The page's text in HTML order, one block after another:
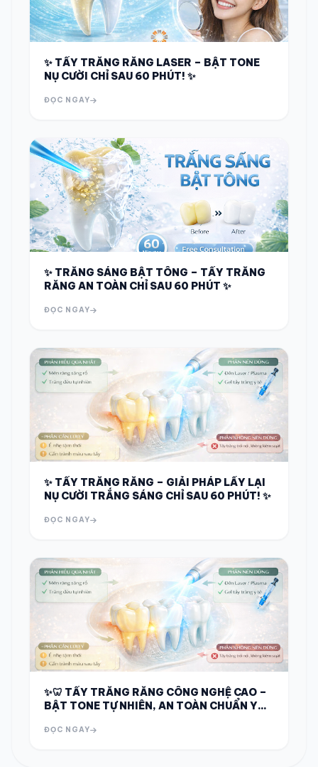
✨ TẨY TRẮNG RĂNG LASER – BẬT TONE
NỤ CƯỜI CHỈ SAU 60 PHÚT! ✨
ĐỌC NGAY
✨ TRẮNG SÁNG BẬT TÔNG – TẨY TRẮNG
RĂNG AN TOÀN CHỈ SAU 60 PHÚT ✨
ĐỌC NGAY
✨ TẨY TRẮNG RĂNG – GIẢI PHÁP LẤY LẠI
NỤ CƯỜI TRẮNG SÁNG CHỈ SAU 60 PHÚT! ✨
ĐỌC NGAY
✨🦷 TẨY TRẮNG RĂNG CÔNG NGHỆ CAO –
BẬT TONE TỰ NHIÊN, AN TOÀN CHUẨN Y
ĐỌC NGAY